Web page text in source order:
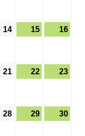
14 15 16
21 22 23
28 29 30